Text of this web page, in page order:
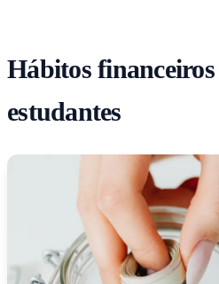
Hábitos
estudantes